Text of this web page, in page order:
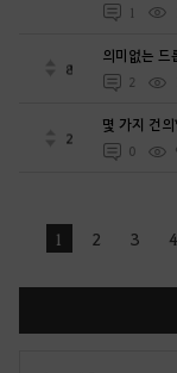
1
8
의미없는 드
2
2
몇 가지 건
0
1 2 3 4